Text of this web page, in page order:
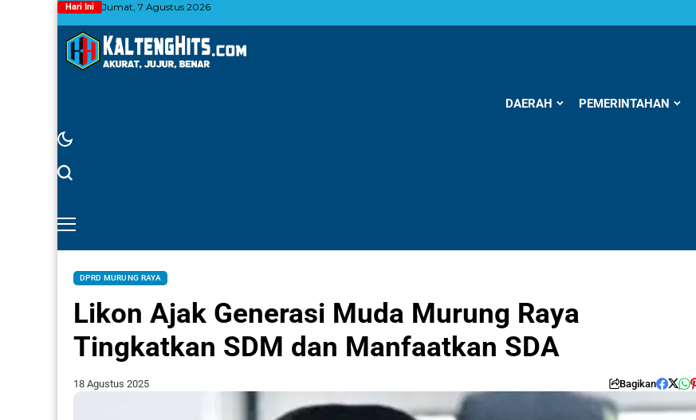
Hari Ini Jumat, 7 Agustus 2026
DAERAH PEMERINTAHAN
DPRD MURUNG RAYA
Likon Ajak Generasi Muda Murung Raya
Tingkatkan SDM dan Manfaatkan SDA
18 Agustus 2025 Bagikan